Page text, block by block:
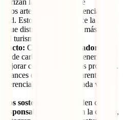
priorizan la contratación de
artesanales y experiencias
Esto no solo fortalece la
que distribuye de forma más justa
el turismo.
Contar con
indicadores de
de carbono, consumo energético
continuamente los procesos.
de forma transparente
ante viajeros cada vez
sostenibles:
Se pueden crear
que respeten la cultura,